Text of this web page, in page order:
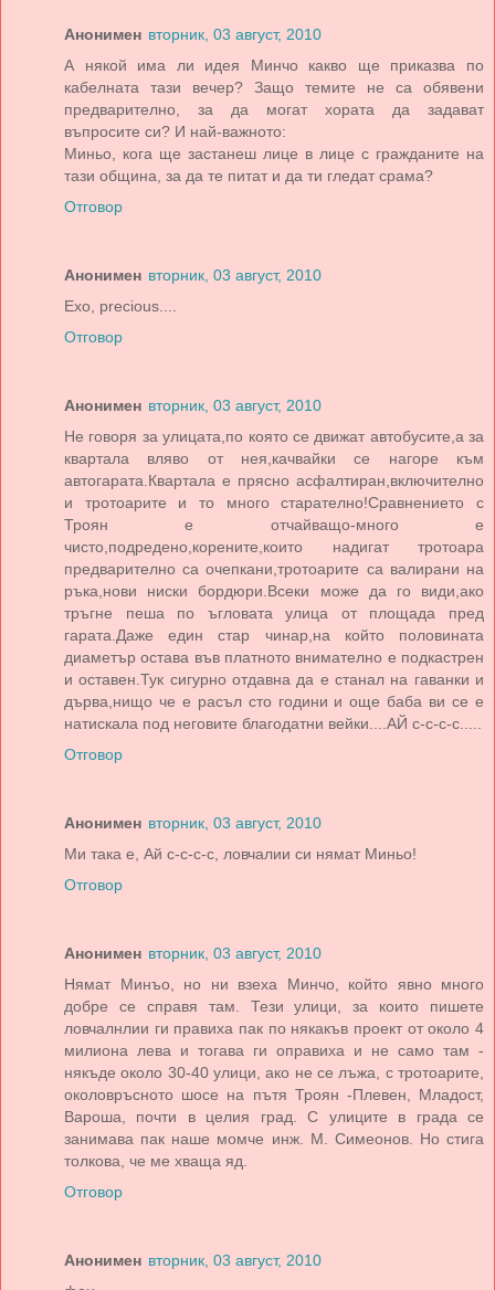
Анонимен вторник, 03 август, 2010
А някой има ли идея Минчо какво ще приказва по
кабелната тази вечер? Защо темите не са обявени
предварително, за да могат хората да задават
въпросите си? И най-важното:
Миньо, кога ще застанеш лице в лице с гражданите на
тази община, за да те питат и да ти гледат срама?
Отговор
Анонимен вторник, 03 август, 2010
Ехо, precious....
Отговор
Анонимен вторник, 03 август, 2010
Не говоря за улицата,по която се движат автобусите,а за
квартала вляво от нея,качвайки се нагоре към
автогарата.Квартала е прясно асфалтиран,включително
и тротоарите и то много старателно!Сравнението с
Троян е отчайващо-много е
чисто,подредено,корените,които надигат тротоара
предварително са очепкани,тротоарите са валирани на
ръка,нови ниски бордюри.Всеки може да го види,ако
тръгне пеша по ъгловата улица от площада пред
гарата.Даже един стар чинар,на който половината
диаметър остава във платното внимателно е подкастрен
и оставен.Тук сигурно отдавна да е станал на гаванки и
дърва,нищо че е расъл сто години и още баба ви се е
натискала под неговите благодатни вейки....АЙ с-с-с-с.....
Отговор
Анонимен вторник, 03 август, 2010
Ми така е, Ай с-с-с-с, ловчалии си нямат Миньо!
Отговор
Анонимен вторник, 03 август, 2010
Нямат Минъо, но ни взеха Минчо, който явно много
добре се справя там. Тези улици, за които пишете
ловчалнлии ги правиха пак по някакъв проект от около 4
милиона лева и тогава ги оправиха и не само там -
някъде около 30-40 улици, ако не се лъжа, с тротоарите,
околовръсното шосе на пътя Троян -Плевен, Младост,
Вароша, почти в целия град. С улиците в града се
занимава пак наше момче инж. М. Симеонов. Но стига
толкова, че ме хваща яд.
Отговор
Анонимен вторник, 03 август, 2010